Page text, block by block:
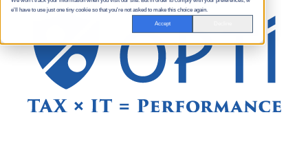
e'll have to use just one tiny cookie so that you're not asked to make this choice again.
Accept